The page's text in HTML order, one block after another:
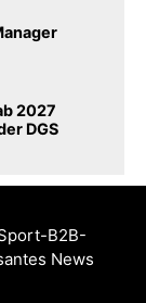
2027
DGS
B2B-
News